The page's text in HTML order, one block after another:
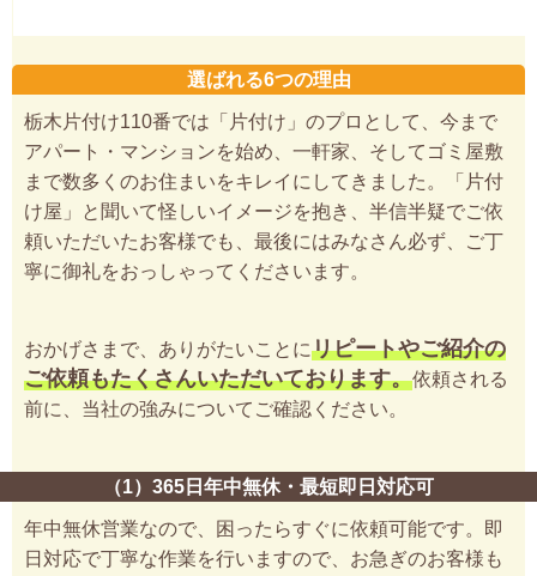
選ばれる6つの理由
栃木片付け110番では「片付け」のプロとして、今まで
アパート・マンションを始め、一軒家、そしてゴミ屋敷
まで数多くのお住まいをキレイにしてきました。「片付
け屋」と聞いて怪しいイメージを抱き、半信半疑でご依
頼いただいたお客様でも、最後にはみなさん必ず、ご丁
寧に御礼をおっしゃってくださいます。
おかげさまで、ありがたいことにリピートやご紹介の
ご依頼もたくさんいただいております。依頼される
前に、当社の強みについてご確認ください。
（1）365日年中無休・最短即日対応可
年中無休営業なので、困ったらすぐに依頼可能です。即
日対応で丁寧な作業を行いますので、お急ぎのお客様も